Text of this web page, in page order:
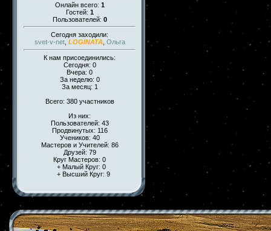
Онлайн всего: 1
Гостей: 1
Пользователей: 0
Сегодня заходили:
svet-v-net, LOGINATA Ольга
К нам присоединились:
Сегодня: 0
Вчера: 0
За неделю: 0
За месяц: 1
Всего: 380 участников
Из них:
Пользователей: 43
Продвинутых: 116
Учеников: 40
Мастеров и Учителей: 86
Друзей: 79
Круг Мастеров: 0
+ Малый Круг: 0
+ Высший Круг: 9